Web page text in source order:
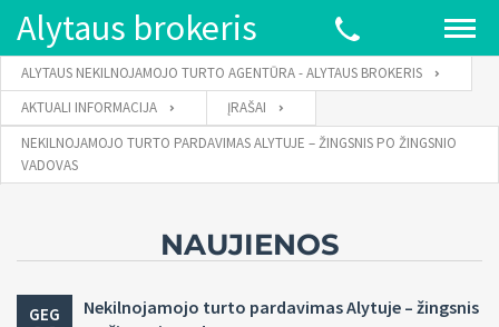
Alytaus brokeris
ALYTAUS NEKILNOJAMOJO TURTO AGENTŪRA - ALYTAUS BROKERIS
AKTUALI INFORMACIJA
ĮRAŠAI
NEKILNOJAMOJO TURTO PARDAVIMAS ALYTUJE – ŽINGSNIS PO ŽINGSNIO
VADOVAS
NAUJIENOS
GEG
Nekilnojamojo turto pardavimas Alytuje – žingsnis